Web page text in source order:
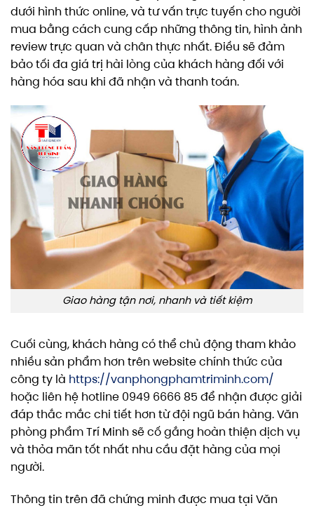
dưới hình thức online, và tư vấn trực tuyến cho người
mua bằng cách cung cấp những thông tin, hình ảnh
review trực quan và chân thực nhất. Điều sẽ đảm
bảo tối đa giá trị hài lòng của khách hàng đối với
hàng hóa sau khi đã nhận và thanh toán.
Giao hàng tận nơi, nhanh và tiết kiệm
Cuối cùng, khách hàng có thể chủ động tham khảo
nhiều sản phẩm hơn trên website chính thức của
công ty là https://vanphongphamtriminh.com/
hoặc liên hệ hotline 0949 6666 85 để nhận được giải
đáp thắc mắc chi tiết hơn từ đội ngũ bán hàng. Văn
phòng phẩm Trí Minh sẽ cố gắng hoàn thiện dịch vụ
và thỏa mãn tốt nhất nhu cầu đặt hàng của mọi
người.
Thông tin trên đã chứng minh được mua tại Văn